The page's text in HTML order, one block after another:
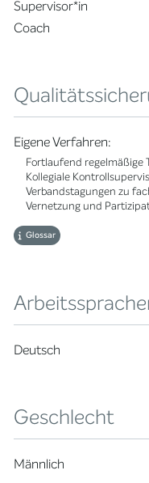
Supervisor*in
Coach
Eigene Verfahren:
Fortlaufend regelmäßige
Kollegiale
Verbandstagungen zu
Vernetzung und
Glossar
Deutsch
Geschlecht
Männlich